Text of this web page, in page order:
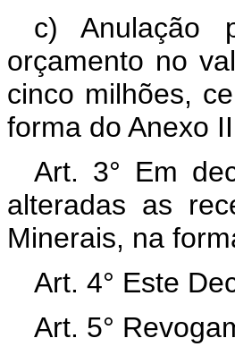
c) Anulação
orçamento no
cinco milhões,
forma do Anexo
Art. 3° Em
alteradas as
Minerais, na
Art. 4° Este
Art. 5°